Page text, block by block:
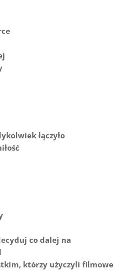
łączyło
co dalej na
którzy użyczyli filmowe